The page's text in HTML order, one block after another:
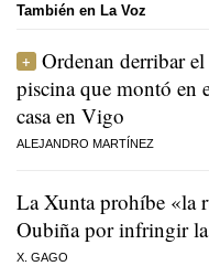
También en La Voz
Ordenan derribar
piscina que montó en
casa en Vigo
ALEJANDRO MARTÍNEZ
La Xunta prohíbe «la
Oubiña por infringir
X. GAGO